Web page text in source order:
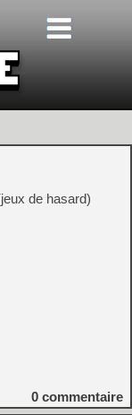
de hasard)
0 commentaire